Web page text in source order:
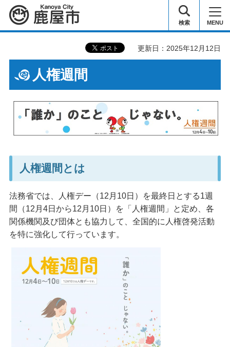
鹿屋市 検索 MENU
更新日：2025年12月12日
人権週間
人権週間とは
法務省では、人権デー（12月10日）を最終日とする1週
間（12月4日から12月10日）を「人権週間」と定め、各
関係機関及び団体とも協力して、全国的に人権啓発活動
を特に強化して行っています。